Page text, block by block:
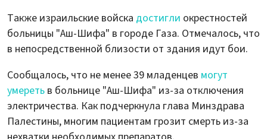
Также израильские войска достигли окрестностей
больницы "Аш-Шифа" в городе Газа. Отмечалось, что
в непосредственной близости от здания идут бои.
Сообщалось, что не менее 39 младенцев могут
умереть в больнице "Аш-Шифа" из-за отключения
электричества. Как подчеркнула глава Минздрава
Палестины, многим пациентам грозит смерть из-за